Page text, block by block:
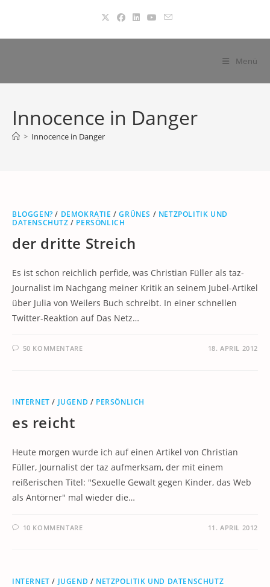
springen
Menü
Innocence in Danger
> Innocence in Danger
BLOGGEN? / DEMOKRATIE /GRÜNES / NETZPOLITIK UND
DATENSCHUTZ / PERSÖNLICH
der dritte Streich
Es ist schon reichlich perfide, was Christian Füller als taz-
Journalist im Nachgang meiner Kritik an seinem Jubel-Artikel
über Julia von Weilers Buch schreibt. In einer schnellen
Twitter-Reaktion auf Das Netz…
50 KOMMENTARE 18. APRIL 2012
INTERNET / JUGEND / PERSÖNLICH
es reicht
Heute morgen wurde ich auf einen Artikel von Christian
Füller, Journalist der taz aufmerksam, der mit einem
reißerischen Titel: "Sexuelle Gewalt gegen Kinder, das Web
als Antörner" mal wieder die…
10 KOMMENTARE 11. APRIL 2012
INTERNET / JUGEND / NETZPOLITIK UND DATENSCHUTZ